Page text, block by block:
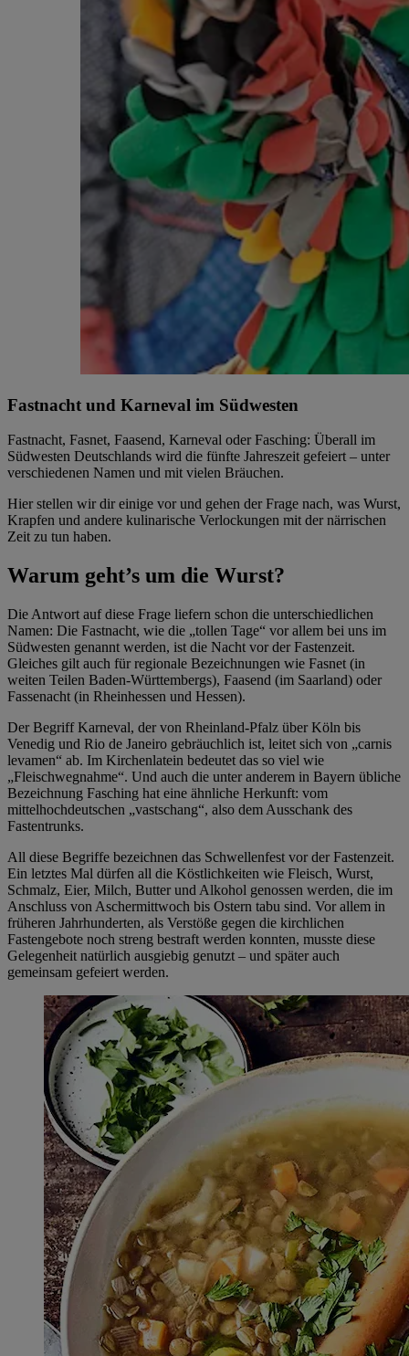
Fastnacht und Karneval im Südwesten
Fastnacht, Fasnet, Faasend, Karneval oder Fasching: Überall im
Südwesten Deutschlands wird die fünfte Jahreszeit gefeiert – unter
verschiedenen Namen und mit vielen Bräuchen.
Hier stellen wir dir einige vor und gehen der Frage nach, was Wurst,
Krapfen und andere kulinarische Verlockungen mit der närrischen
Zeit zu tun haben.
Warum geht’s um die Wurst?
Die Antwort auf diese Frage liefern schon die unterschiedlichen
Namen: Die Fastnacht, wie die „tollen Tage“ vor allem bei uns im
Südwesten genannt werden, ist die Nacht vor der Fastenzeit.
Gleiches gilt auch für regionale Bezeichnungen wie Fasnet (in
weiten Teilen Baden-Württembergs), Faasend (im Saarland) oder
Fassenacht (in Rheinhessen und Hessen).
Der Begriff Karneval, der von Rheinland-Pfalz über Köln bis
Venedig und Rio de Janeiro gebräuchlich ist, leitet sich von „carnis
levamen“ ab. Im Kirchenlatein bedeutet das so viel wie
„Fleischwegnahme“. Und auch die unter anderem in Bayern übliche
Bezeichnung Fasching hat eine ähnliche Herkunft: vom
mittelhochdeutschen „vastschang“, also dem Ausschank des
Fastentrunks.
All diese Begriffe bezeichnen das Schwellenfest vor der Fastenzeit.
Ein letztes Mal dürfen all die Köstlichkeiten wie Fleisch, Wurst,
Schmalz, Eier, Milch, Butter und Alkohol genossen werden, die im
Anschluss von Aschermittwoch bis Ostern tabu sind. Vor allem in
früheren Jahrhunderten, als Verstöße gegen die kirchlichen
Fastengebote noch streng bestraft werden konnten, musste diese
Gelegenheit natürlich ausgiebig genutzt – und später auch
gemeinsam gefeiert werden.